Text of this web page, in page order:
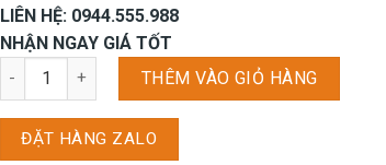
LIÊN HỆ: 0944.555.988
NHẬN NGAY GIÁ TỐT
Gọng kính Parim 85039 - K2 số lượng
THÊM VÀO GIỎ HÀNG
ĐẶT HÀNG ZALO